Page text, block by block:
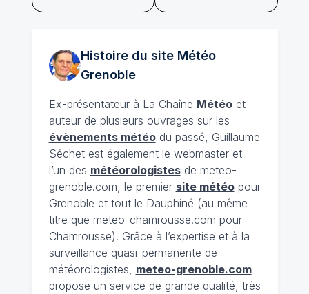
Histoire du site Météo
Grenoble
Ex-présentateur à La Chaîne Météoet
auteur de plusieurs ouvrages sur les
évènements météodu passé, Guillaume
Séchet est également le webmaster et
l’un des météorologistesde meteo-
grenoble.com, le premier site météopour
Grenoble et tout le Dauphiné (au même
titre que meteo-chamrousse.com pour
Chamrousse). Grâce à l’expertise et à la
surveillance quasi-permanente de
météorologistes, meteo-grenoble.com
propose un service de grande qualité, très